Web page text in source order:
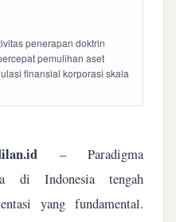
penerapan doktrin
pemulihan aset
finansial korporasi skala
– Paradigma
di Indonesia tengah
yang fundamental.